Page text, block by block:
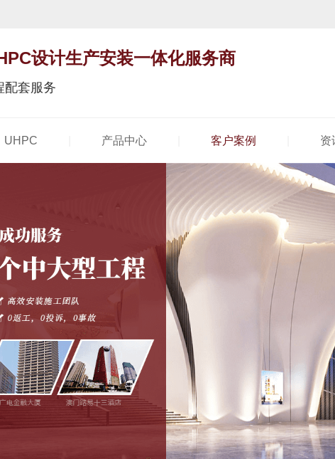
设计生产安装一体化服务商
配套服务